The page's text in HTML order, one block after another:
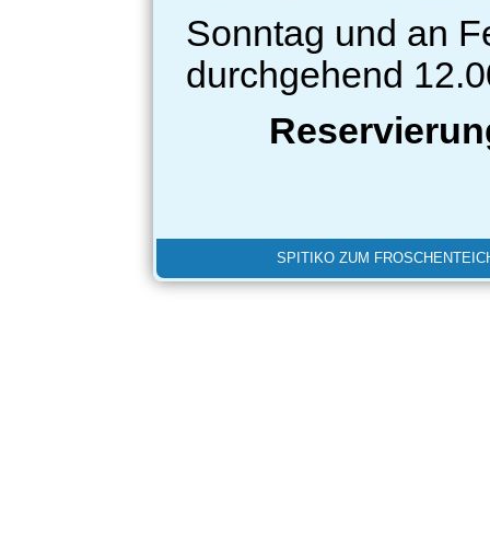
Sonntag und an
durchgehend
SPITIKO ZUM